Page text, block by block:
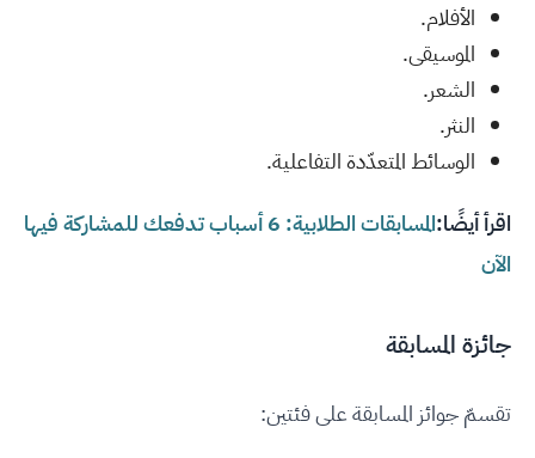
الأفلام.
الموسيقى.
الشعر.
النثر.
الوسائط المتعدّدة التفاعلية.
اقرأ أيضًا:
المسابقات الطلابية: 6 أسباب تدفعك للمشاركة فيها
الآن
جائزة المسابقة
تقسمّ جوائز المسابقة على فئتين: